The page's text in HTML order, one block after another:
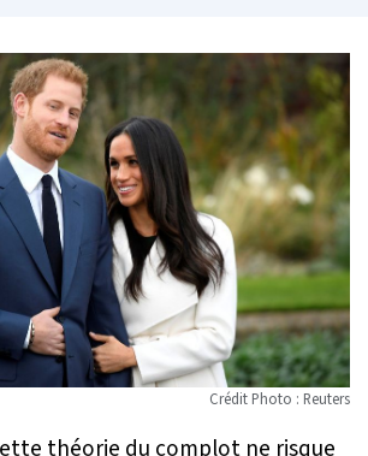
Crédit Photo : Reuters
théorie du complot ne risque